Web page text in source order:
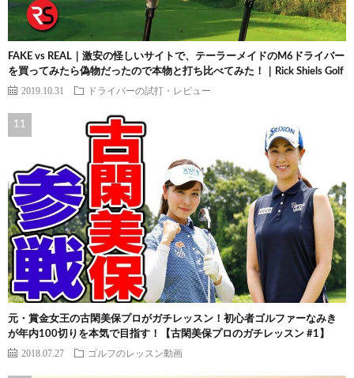
FAKE vs REAL｜激安の怪しいサイトで、テーラーメイドのM6ドライバー
を買ってみたら偽物だったので本物と打ち比べてみた！｜Rick Shiels Golf
2019.10.31 ドライバーの試打・レビュー
元・賞金女王の古閑美保プロがガチレッスン！初心者ゴルファーなみき
が年内100切りを本気で目指す！【古閑美保プロのガチレッスン #1】
2018.07.27 ゴルフのレッスン動画